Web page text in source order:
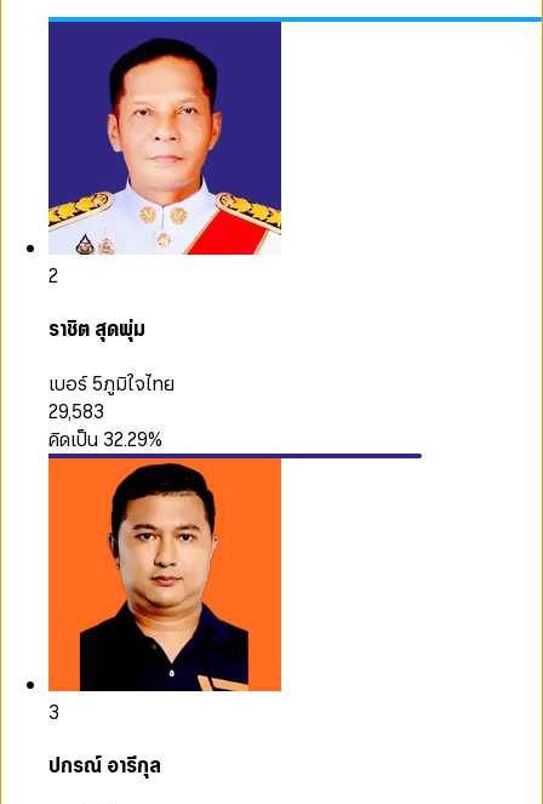
2
ราชิต สุดพุ่ม
เบอร์ 5ภูมิใจไทย
29,583
คิดเป็น 32.29%
3
ปกรณ์ อารีกุล